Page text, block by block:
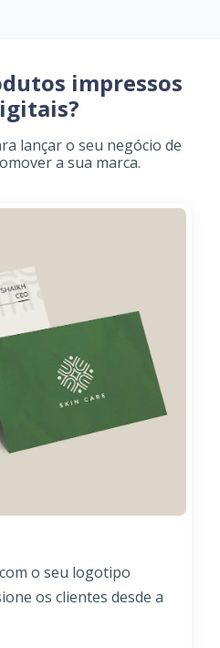
impressos
lançar o seu negócio de
a sua marca.
o seu logotipo
os clientes desde a